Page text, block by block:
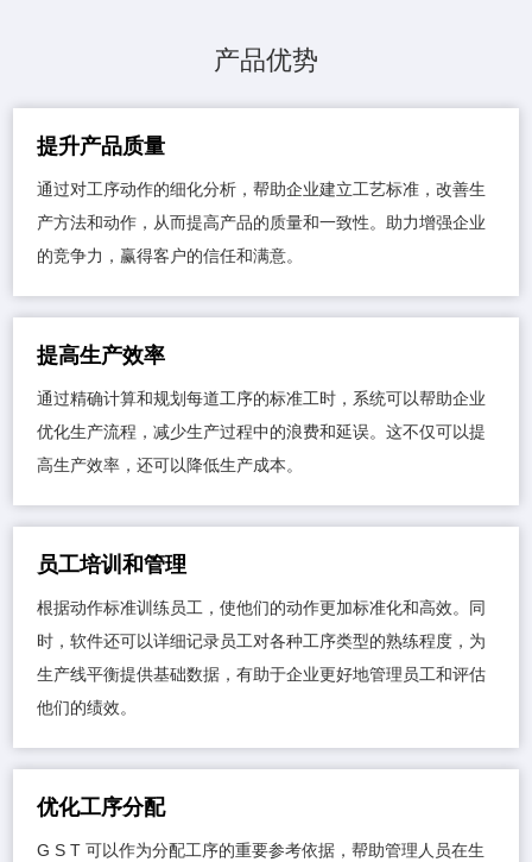
产品优势
提升产品质量
通过对工序动作的细化分析，帮助企业建立工艺标准，改善生
产方法和动作，从而提高产品的质量和一致性。助力增强企业
的竞争力，赢得客户的信任和满意。
提高生产效率
通过精确计算和规划每道工序的标准工时，系统可以帮助企业
优化生产流程，减少生产过程中的浪费和延误。这不仅可以提
高生产效率，还可以降低生产成本。
员工培训和管理
根据动作标准训练员工，使他们的动作更加标准化和高效。同
时，软件还可以详细记录员工对各种工序类型的熟练程度，为
生产线平衡提供基础数据，有助于企业更好地管理员工和评估
他们的绩效。
优化工序分配
G S T 可以作为分配工序的重要参考依据，帮助管理人员在生